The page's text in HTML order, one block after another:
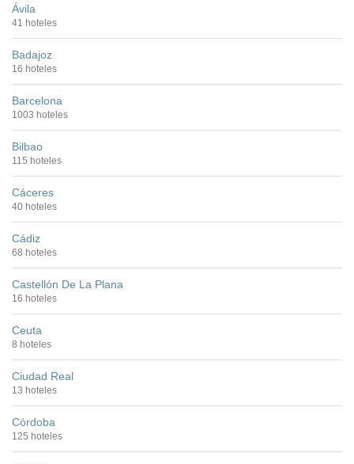
Ávila
41 hoteles
Badajoz
16 hoteles
Barcelona
1003 hoteles
Bilbao
115 hoteles
Cáceres
40 hoteles
Cádiz
68 hoteles
Castellón De La Plana
16 hoteles
Ceuta
8 hoteles
Ciudad Real
13 hoteles
Córdoba
125 hoteles